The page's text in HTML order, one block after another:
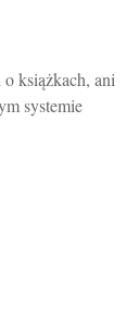
książkach, ani
systemie